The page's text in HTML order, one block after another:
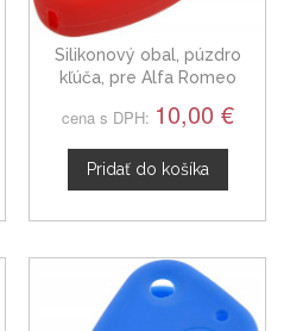
Silikonový obal, púzdro
kľúča, pre Alfa Romeo
cena s DPH: 10,00 €
Pridať do košíka